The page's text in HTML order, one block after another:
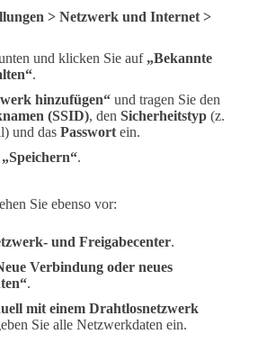
> Netzwerk und Internet >
und klicken Sie auf „Bekannte
.
hinzufügen“ und tragen Sie den
(SSID), den Sicherheitstyp (z.
und das Passwort ein.
„Speichern“.
Sie ebenso vor:
und Freigabecenter.
Verbindung oder neues
.
mit einem Drahtlosnetzwerk
Sie alle Netzwerkdaten ein.